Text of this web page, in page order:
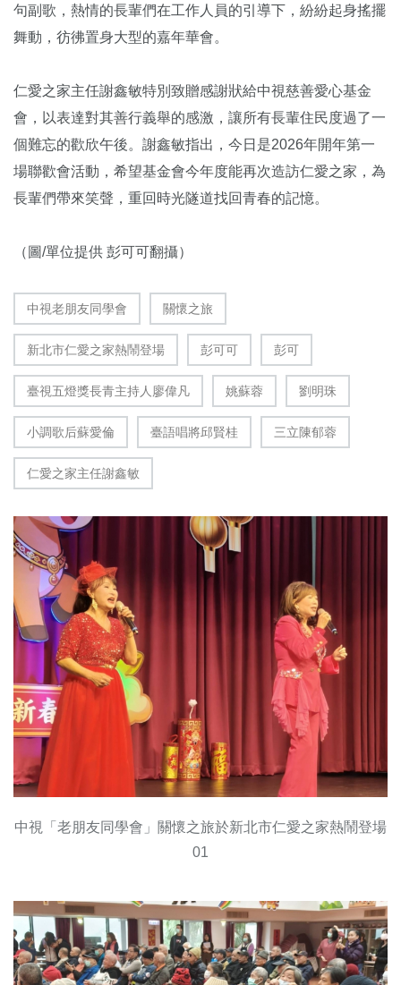
句副歌，熱情的長輩們在工作人員的引導下，紛紛起身搖擺
舞動，彷彿置身大型的嘉年華會。
仁愛之家主任謝鑫敏特別致贈感謝狀給中視慈善愛心基金
會，以表達對其善行義舉的感激，讓所有長輩住民度過了一
個難忘的歡欣午後。謝鑫敏指出，今日是2026年開年第一
場聯歡會活動，希望基金會今年度能再次造訪仁愛之家，為
長輩們帶來笑聲，重回時光隧道找回青春的記憶。
（圖/單位提供 彭可可翻攝）
中視老朋友同學會 關懷之旅
新北市仁愛之家熱鬧登場 彭可可 彭可
臺視五燈獎長青主持人廖偉凡 姚蘇蓉 劉明珠
小調歌后蘇愛倫 臺語唱將邱賢桂 三立陳郁蓉
仁愛之家主任謝鑫敏
中視「老朋友同學會」關懷之旅於新北市仁愛之家熱鬧登場
01